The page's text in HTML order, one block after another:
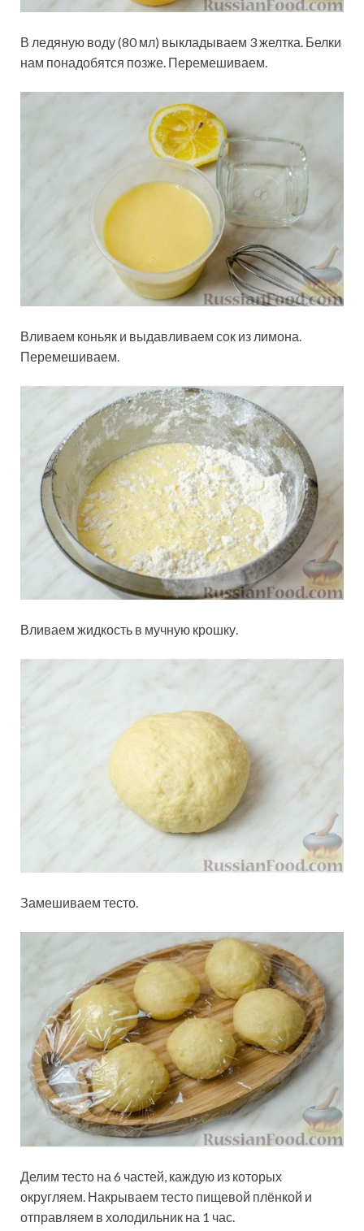
В ледяную воду (80 мл) выкладываем 3 желтка. Белки
нам понадобятся позже. Перемешиваем.
Вливаем коньяк и выдавливаем сок из лимона.
Перемешиваем.
Вливаем жидкость в мучную крошку.
Замешиваем тесто.
Делим тесто на 6 частей, каждую из которых
округляем. Накрываем тесто пищевой плёнкой и
отправляем в холодильник на 1 час.